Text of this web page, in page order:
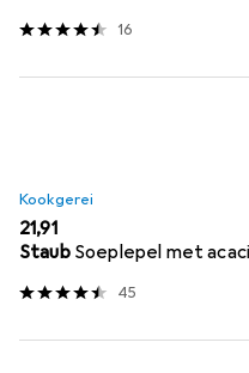
16
Kookgerei
EUR
21,91
Staub Soeplepel met
45